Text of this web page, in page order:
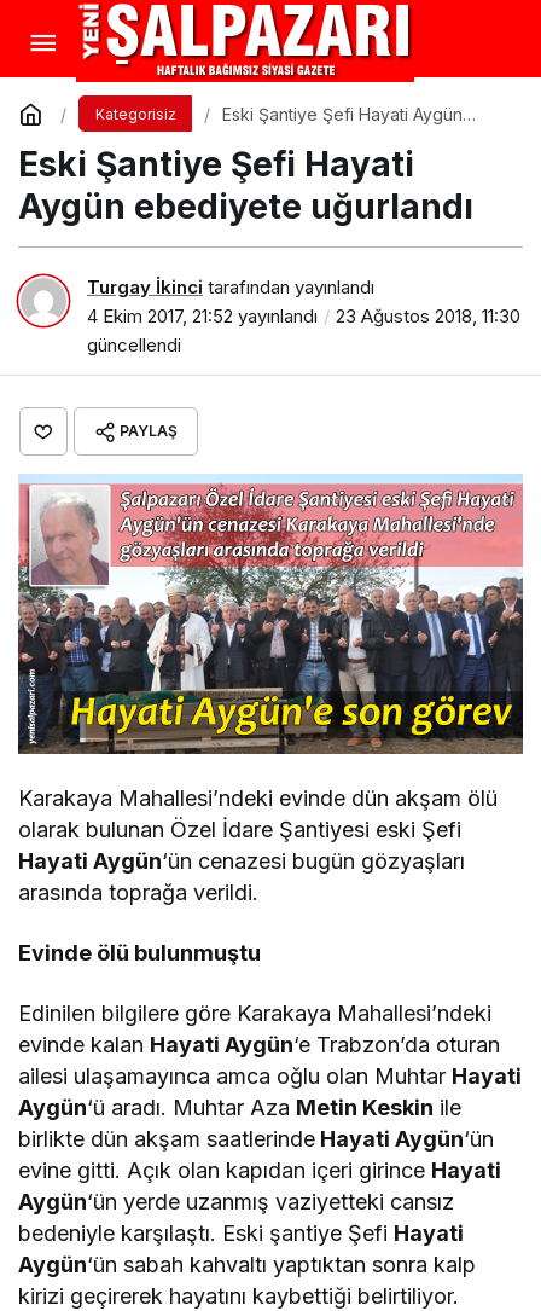
Kategorisiz
Eski Şantiye Şefi Hayati Aygün
Eski Şantiye Şefi Hayati
Aygün ebediyete uğurlandı
Turgay İkinci tarafından yayınlandı
4 Ekim 2017, 21:52 yayınlandı
23 Ağustos 2018, 11:30
güncellendi
PAYLAŞ
Karakaya Mahallesi’ndeki evinde dün akşam ölü
olarak bulunan Özel İdare Şantiyesi eski Şefi
Hayati Aygün‘ün cenazesi bugün gözyaşları
arasında toprağa verildi.
Evinde ölü bulunmuştu
Edinilen bilgilere göre Karakaya Mahallesi’ndeki
evinde kalan Hayati Aygün‘e Trabzon’da oturan
ailesi ulaşamayınca amca oğlu olan Muhtar Hayati
Aygün‘ü aradı. Muhtar Aza Metin Keskin ile
birlikte dün akşam saatlerinde Hayati Aygün‘ün
evine gitti. Açık olan kapıdan içeri girince Hayati
Aygün‘ün yerde uzanmış vaziyetteki cansız
bedeniyle karşılaştı. Eski şantiye Şefi Hayati
Aygün‘ün sabah kahvaltı yaptıktan sonra kalp
kirizi geçirerek hayatını kaybettiği belirtiliyor.